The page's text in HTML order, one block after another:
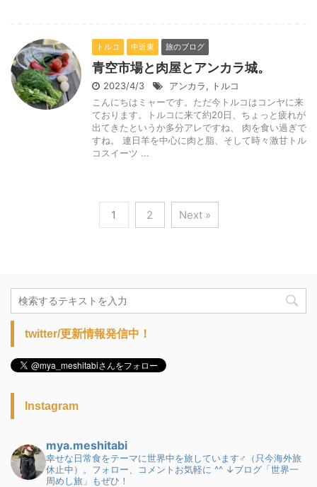
トルコ 中近東 旅のブログ
青空市場と肉屋とアンカラ城。
2023/4/3 アンカラ, トルコ
こんにちはミャーです。ただ今トルコはコンヤに来
ております。トルコに来て約20日、ちょっと疲れが
出てきたというか多分アレですね、 肉を食い過ぎで
すね。 連日羊を中心に肉と脂、そして時々激甘トル
コスイーツ ...
1 2 Next »
twitter/更新情報発信中！
Instagram
mya.meshitabi
幸せな日常食をテーマに世界中を旅しています♂（只今海外旅
休止中）。フォロー、コメントお気軽に ^^ ↓ブログ「世界一
周めし旅」もぜひ！